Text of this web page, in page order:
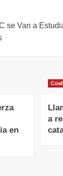
se Van a
en
a